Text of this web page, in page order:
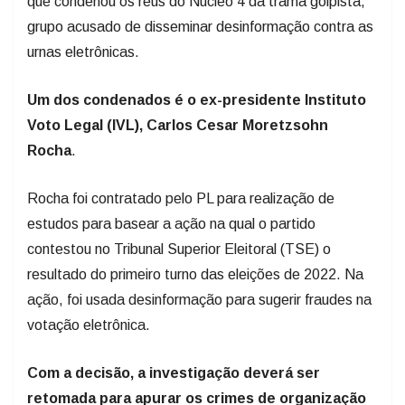
grupo acusado de disseminar desinformação contra as
urnas eletrônicas.
Um dos condenados é o ex-presidente Instituto
Voto Legal (IVL), Carlos Cesar Moretzsohn
Rocha.
Rocha foi contratado pelo PL para realização de
estudos para basear a ação na qual o partido
contestou no Tribunal Superior Eleitoral (TSE) o
resultado do primeiro turno das eleições de 2022. Na
ação, foi usada desinformação para sugerir fraudes na
votação eletrônica.
Com a decisão, a investigação deverá ser
retomada para apurar os crimes de organização